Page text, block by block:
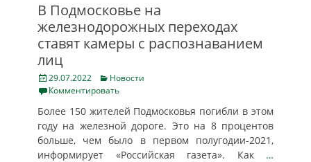
В Подмосковье на
железнодорожных переходах
ставят камеры с распознаванием
лиц
Posted
on
29.07.2022 Categories
Новости
Комментировать
Более 150 жителей Подмосковья погибли в этом
году на железной дороге. Это на 8 процентов
больше, чем было в первом полугодии-2021,
информирует «Российская газета». Как …